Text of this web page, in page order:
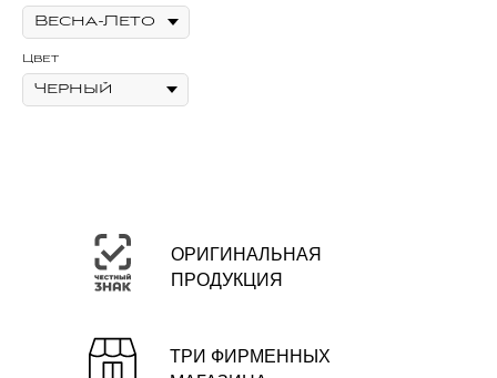
Цвет
ОРИГИНАЛЬНАЯ
ПРОДУКЦИЯ
ТРИ ФИРМЕННЫХ